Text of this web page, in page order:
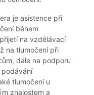
je asistence při
během
na vzdělávací
na tlumočení při
dále na podporu
tlumočení u
znalostem a